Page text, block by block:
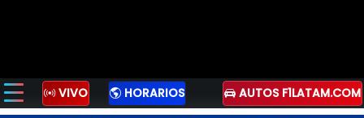
VIVO HORARIOS AUTOS F1LATAM.COM